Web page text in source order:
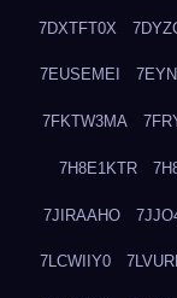
7DXTFT0X
7EUSEMEI
7FKTW3MA
7H8E1KTR
7JIRAAHO
7LCWIIY0